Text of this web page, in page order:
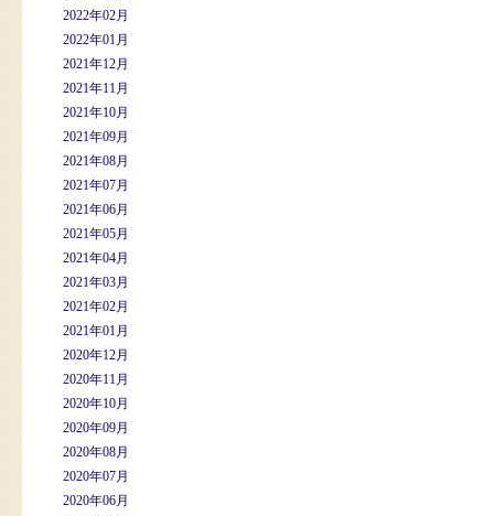
2022年02月
2022年01月
2021年12月
2021年11月
2021年10月
2021年09月
2021年08月
2021年07月
2021年06月
2021年05月
2021年04月
2021年03月
2021年02月
2021年01月
2020年12月
2020年11月
2020年10月
2020年09月
2020年08月
2020年07月
2020年06月